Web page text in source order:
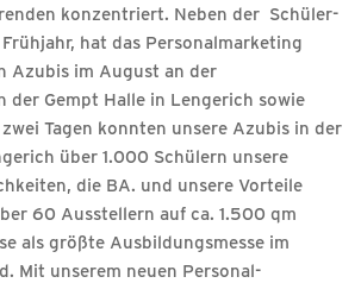
konzentriert. Neben der Schüler-
hat das Personalmarketing
Azubis im August an der
der Gempt Halle in Lengerich sowie
Tagen konnten unsere Azubis in der
über 1.000 Schülern unsere
die BA. und unsere Vorteile
60 Ausstellern auf ca. 1.500 qm
als größte Ausbildungsmesse im
Mit unserem neuen Personal-